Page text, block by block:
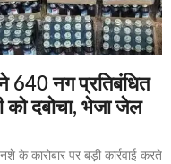
नग प्रतिबंधित
दबोचा, भेजा जेल
कारोबार पर बड़ी कार्रवाई करते